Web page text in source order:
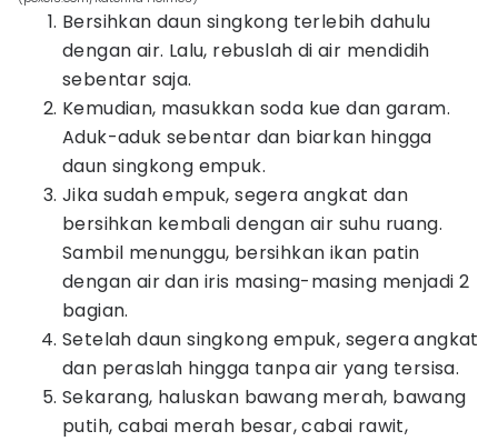
Bersihkan daun singkong terlebih dahulu
dengan air. Lalu, rebuslah di air mendidih
sebentar saja.
Kemudian, masukkan soda kue dan garam.
Aduk-aduk sebentar dan biarkan hingga
daun singkong empuk.
Jika sudah empuk, segera angkat dan
bersihkan kembali dengan air suhu ruang.
Sambil menunggu, bersihkan ikan patin
dengan air dan iris masing-masing menjadi 2
bagian.
Setelah daun singkong empuk, segera angkat
dan peraslah hingga tanpa air yang tersisa.
Sekarang, haluskan bawang merah, bawang
putih, cabai merah besar, cabai rawit,